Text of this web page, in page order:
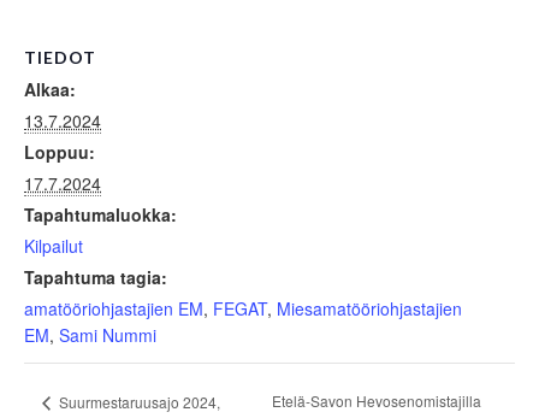
TIEDOT
Alkaa:
13.7.2024
Loppuu:
17.7.2024
Tapahtumaluokka:
Kilpailut
Tapahtuma tagia:
amatööriohjastajien EM, FEGAT, Miesamatööriohjastajien
EM, Sami Nummi
Suurmestaruusajo 2024,
Etelä-Savon Hevosenomistajilla